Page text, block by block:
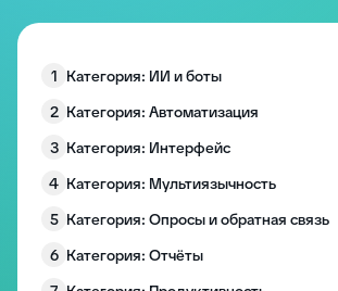
1 Категория: ИИ и боты
2 Категория: Автоматизация
3 Категория: Интерфейс
4 Категория: Мультиязычность
5 Категория: Опросы и обратная связь
6 Категория: Отчёты